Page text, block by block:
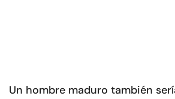
Un hombre maduro también